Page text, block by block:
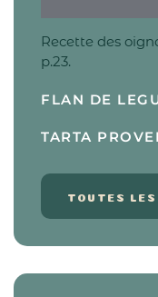
Recette des
p.23.
FLAN DE
TARTA
TOUTES